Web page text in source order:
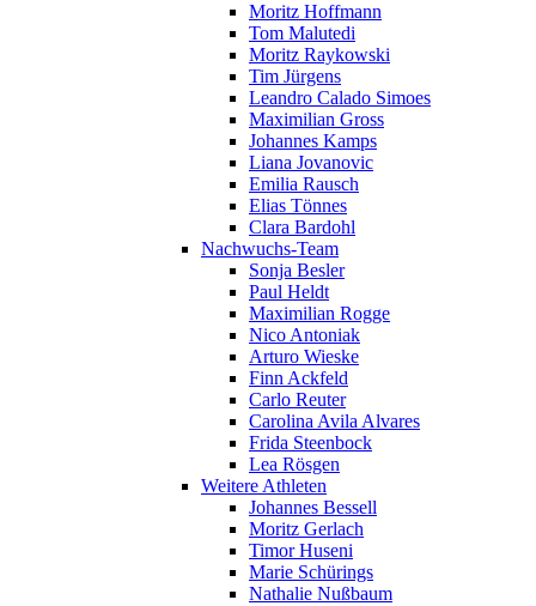
Moritz Hoffmann
Tom Malutedi
Moritz Raykowski
Tim Jürgens
Leandro Calado Simoes
Maximilian Gross
Johannes Kamps
Liana Jovanovic
Emilia Rausch
Elias Tönnes
Clara Bardohl
Nachwuchs-Team
Sonja Besler
Paul Heldt
Maximilian Rogge
Nico Antoniak
Arturo Wieske
Finn Ackfeld
Carlo Reuter
Carolina Avila Alvares
Frida Steenbock
Lea Rösgen
Weitere Athleten
Johannes Bessell
Moritz Gerlach
Timor Huseni
Marie Schürings
Nathalie Nußbaum